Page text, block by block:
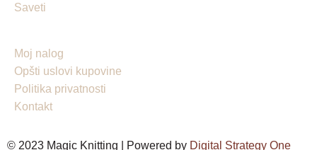
Saveti
Moj nalog
Opšti uslovi kupovine
Politika privatnosti
Kontakt
© 2023 Magic Knitting | Powered by Digital Strategy One